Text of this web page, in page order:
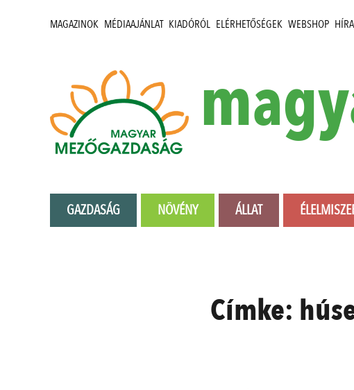
MAGAZINOK MÉDIAAJÁNLAT KIADÓRÓL ELÉRHETŐSÉGEK WEBSHOP
GAZDASÁG NÖVÉNY ÁLLAT
Címke: